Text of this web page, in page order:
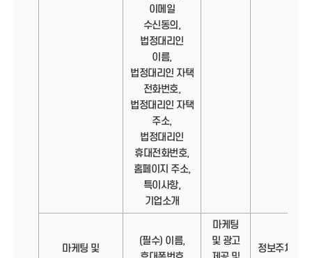
이메일
수신동의,
법정대리인
이름,
법정대리인 자택
전화번호,
법정대리인 자택
주소,
법정대리인
휴대전화번호,
홈페이지 주소,
특이사항,
기업소개
마케팅 및
(필수) 이름,
마케팅
및 광고
정보주체의